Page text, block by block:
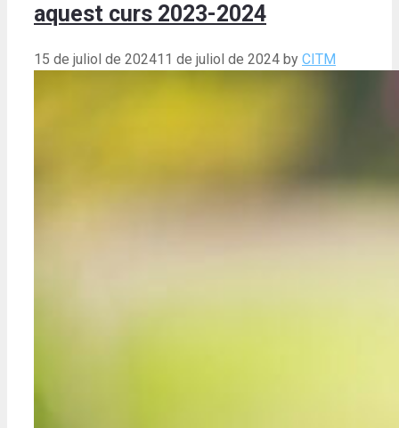
aquest curs 2023-2024
15 de juliol de 202411 de juliol de 2024 by CITM